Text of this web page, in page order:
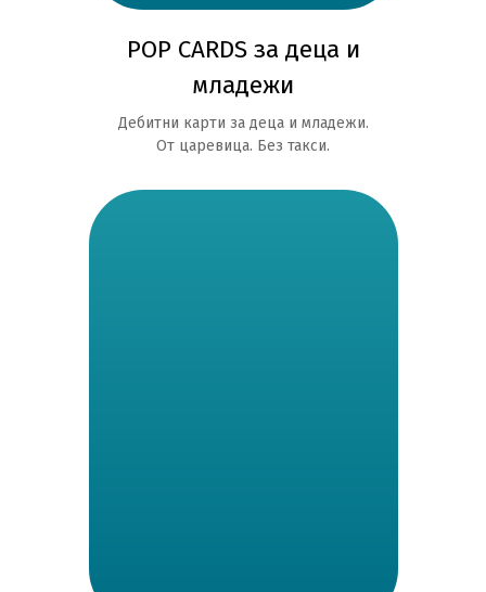
POP CARDS за деца и
младежи
Дебитни карти за деца и младежи.
От царевица. Без такси.